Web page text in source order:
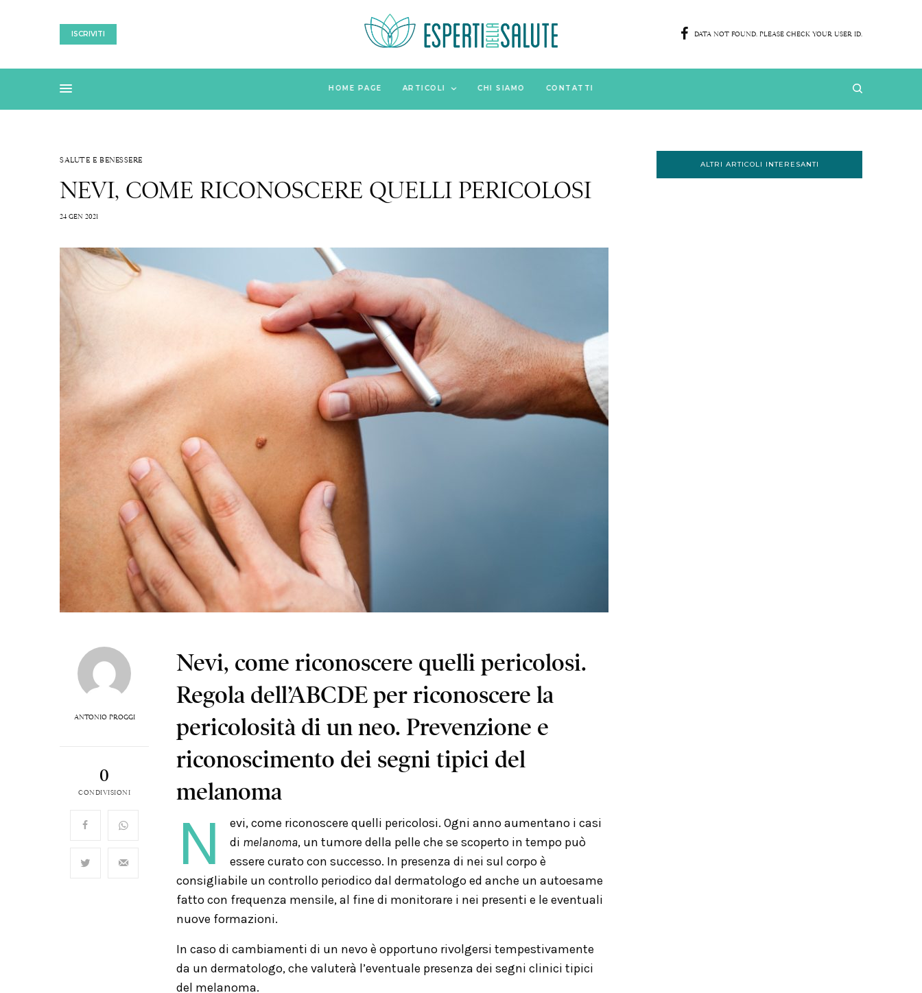
ISCRIVITI DATA NOT FOUND. PLEASE CHECK YOUR USER ID.
HOME PAGE ARTICOLI CHI SIAMO CONTATTI
SALUTE E BENESSERE
NEVI, COME RICONOSCERE QUELLI PERICOLOSI
24 GEN 2021
ANTONIO PROGGI
0
CONDIVISIONI
Nevi, come riconoscere quelli pericolosi.
Regola dell’ABCDE per riconoscere la
pericolosità di un neo. Prevenzione e
riconoscimento dei segni tipici del
melanoma
N
evi, come riconoscere quelli pericolosi. Ogni anno aumentano i casi
di melanoma, un tumore della pelle che se scoperto in tempo può
essere curato con successo. In presenza di nei sul corpo è
consigliabile un controllo periodico dal dermatologo ed anche un autoesame
fatto con frequenza mensile, al fine di monitorare i nei presenti e le eventuali
nuove formazioni.
In caso di cambiamenti di un nevo è opportuno rivolgersi tempestivamente
da un dermatologo, che valuterà l’eventuale presenza dei segni clinici tipici
del melanoma.
ALTRI ARTICOLI INTERESANTI